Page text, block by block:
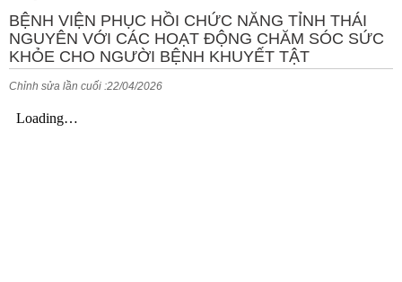
BỆNH VIỆN PHỤC HỒI CHỨC NĂNG TỈNH THÁI
NGUYÊN VỚI CÁC HOẠT ĐỘNG CHĂM SÓC SỨC
KHỎE CHO NGƯỜI BỆNH KHUYẾT TẬT
Chỉnh sửa lần cuối :22/04/2026